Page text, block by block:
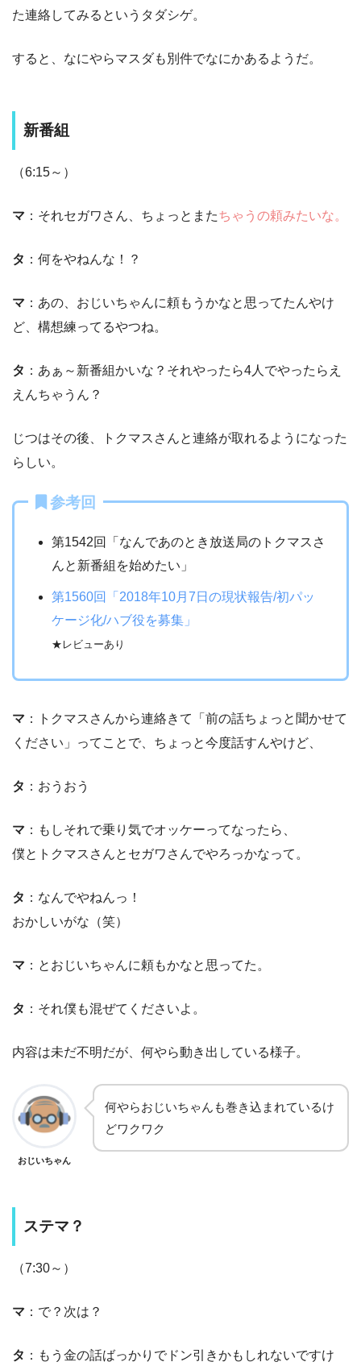
た連絡してみるというタダシゲ。
すると、なにやらマスダも別件でなにかあるようだ。
新番組
（6:15～）
マ ：それセガワさん、ちょっとまたちゃうの頼みたいな。
タ ：何をやねんな！？
マ ：あの、おじいちゃんに頼もうかなと思ってたんやけ
ど、構想練ってるやつね。
タ ：あぁ～新番組かいな？それやったら4人でやったらえ
えんちゃうん？
じつはその後、トクマスさんと連絡が取れるようになった
らしい。
参考回
第1542回「なんであのとき放送局のトクマスさ
んと新番組を始めたい」
第1560回「2018年10月7日の現状報告/初パッ
ケージ化/ハブ役を募集」
★レビューあり
マ ：トクマスさんから連絡きて「前の話ちょっと聞かせて
ください」ってことで、ちょっと今度話すんやけど、
タ ：おうおう
マ ：もしそれで乗り気でオッケーってなったら、
僕とトクマスさんとセガワさんでやろっかなって。
タ ：なんでやねんっ！
おかしいがな（笑）
マ ：とおじいちゃんに頼もかなと思ってた。
タ ：それ僕も混ぜてくださいよ。
内容は未だ不明だが、何やら動き出している様子。
おじいちゃん
何やらおじいちゃんも巻き込まれているけ
どワクワク
ステマ？
（7:30～）
マ ：で？次は？
タ ：もう金の話ばっかりでドン引きかもしれないですけ